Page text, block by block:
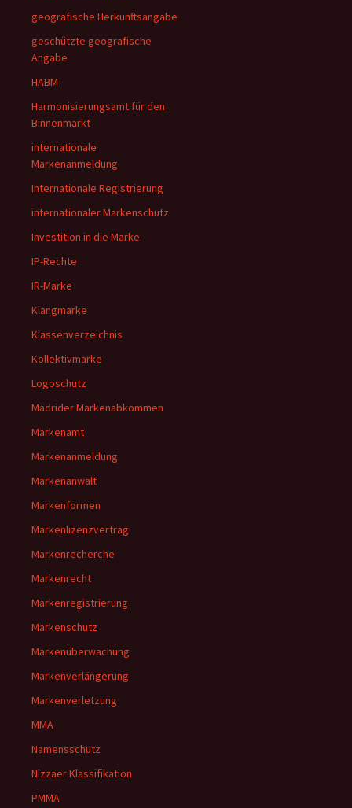
geografische Herkunftsangabe
geschützte geografische
Angabe
HABM
Harmonisierungsamt für den
Binnenmarkt
internationale
Markenanmeldung
Internationale Registrierung
internationaler Markenschutz
Investition in die Marke
IP-Rechte
IR-Marke
Klangmarke
Klassenverzeichnis
Kollektivmarke
Logoschutz
Madrider Markenabkommen
Markenamt
Markenanmeldung
Markenanwalt
Markenformen
Markenlizenzvertrag
Markenrecherche
Markenrecht
Markenregistrierung
Markenschutz
Markenüberwachung
Markenverlängerung
Markenverletzung
MMA
Namensschutz
Nizzaer Klassifikation
PMMA